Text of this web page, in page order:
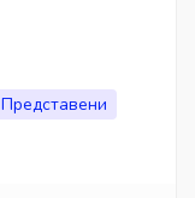
Представени